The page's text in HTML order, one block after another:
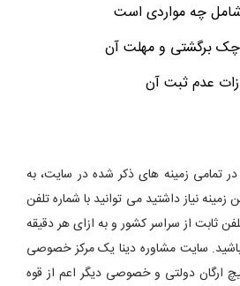
چه مواردی است
برگشتی و مهلت آن
عدم ثبت آن
تمامی زمینه های ذکر شده در سایت، به
نیاز داشتید می توانید با شماره تلفن
با تلفن ثابت از سراسر کشور و به ازای هر دقیقه
باشید. سایت مشاوره دینا یک مرکز خصوصی
ارگان دولتی و خصوصی دیگر اعم از قوه